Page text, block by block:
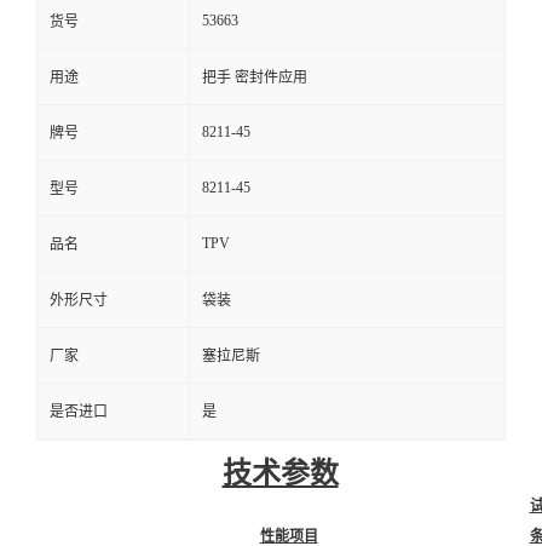
货号 53663
用途 把手 密封件应用
牌号 8211-45
型号 8211-45
品名 TPV
外形尺寸 袋装
厂家 塞拉尼斯
是否进口 是
技术参数
性能项目